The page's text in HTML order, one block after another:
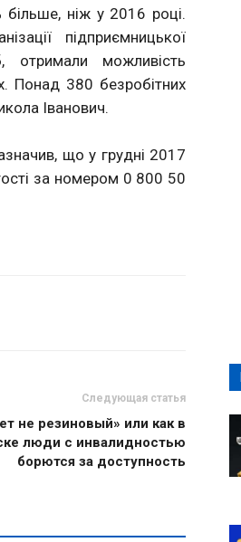
ніж у 2016 році.
підприємницької
отримали можливість
Понад 380 безробітних
Іванович.
що у грудні 2017
за номером 0 800 50
Следующая статья
не резиновый» или как в
люди с инвалидностью
борются за доступность